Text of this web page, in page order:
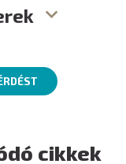
cikkek